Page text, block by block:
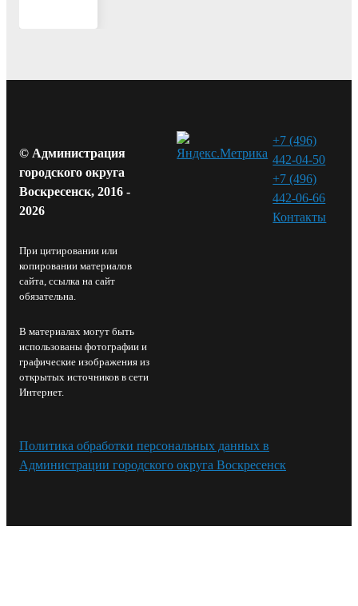
© Администрация
городского округа
Воскресенск, 2016 -
2026
При цитировании или
копировании материалов
сайта, ссылка на сайт
обязательна.
В материалах могут быть
использованы фотографии и
графические изображения из
открытых источников в сети
Интернет.
+7 (496)
442-04-50
+7 (496)
442-06-66
Контакты⁠
Политика обработки персональных данных в
Администрации городского округа Воскресенск